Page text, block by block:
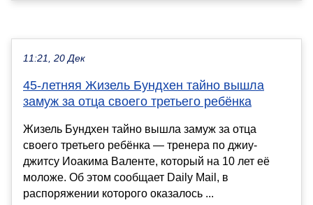
11:21, 20 Дек
45-летняя Жизель Бундхен тайно вышла
замуж за отца своего третьего ребёнка
Жизель Бундхен тайно вышла замуж за отца
своего третьего ребёнка — тренера по джиу-
джитсу Иоакима Валенте, который на 10 лет её
моложе. Об этом сообщает Daily Mail, в
распоряжении которого оказалось ...